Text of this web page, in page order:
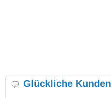
Glückliche Kunden